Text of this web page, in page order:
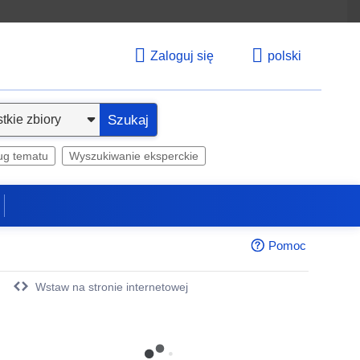
Zaloguj się polski
Szukaj
tematu Wyszukiwanie eksperckie
Pomoc
Wstaw na stronie internetowej